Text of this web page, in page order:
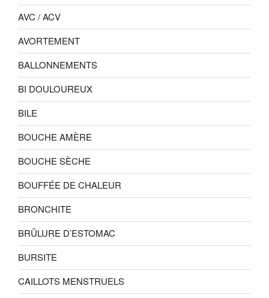
AVC / ACV
AVORTEMENT
BALLONNEMENTS
BI DOULOUREUX
BILE
BOUCHE AMÈRE
BOUCHE SÈCHE
BOUFFÉE DE CHALEUR
BRONCHITE
BRÛLURE D’ESTOMAC
BURSITE
CAILLOTS MENSTRUELS